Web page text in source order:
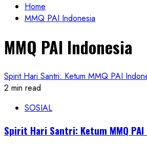
Home
MMQ PAI Indonesia
MMQ PAI Indonesia
Spirit Hari Santri: Ketum MMQ PAI
2 min read
SOSIAL
Spirit Hari Santri: Ketum MMQ PAI